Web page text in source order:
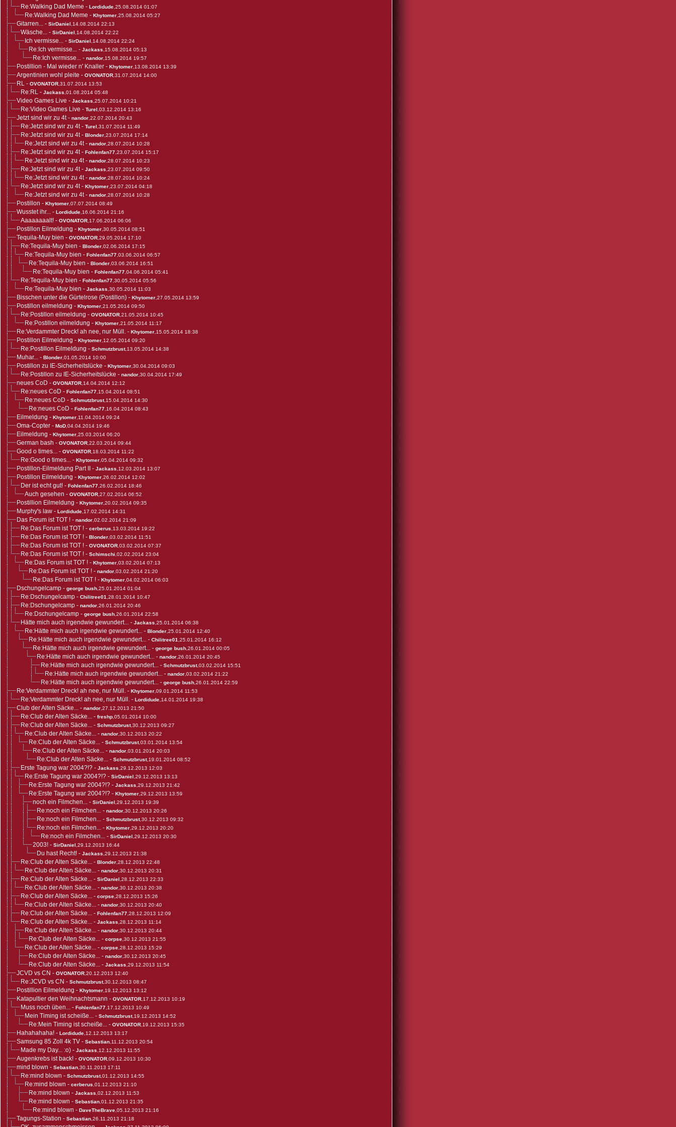
Re:Walking Dad Meme - Lordidude ,25.08.2014 01:07
Re:Walking Dad Meme - Khytomer ,25.08.2014 05:27
Gitarren... - SirDaniel ,14.08.2014 22:13
Wäsche... - SirDaniel ,14.08.2014 22:22
Ich vermisse... - SirDaniel ,14.08.2014 22:24
Re:Ich vermisse... - Jackass ,15.08.2014 05:13
Re:Ich vermisse... - nandor ,15.08.2014 19:57
Postillion - Mal wieder n' Knaller - Khytomer ,13.08.2014 13:39
Argentinien wohl pleite - OVONATOR ,31.07.2014 14:00
RL - OVONATOR ,31.07.2014 13:53
Re:RL - Jackass ,01.08.2014 05:48
Video Games Live - Jackass ,25.07.2014 10:21
Re:Video Games Live - Turel ,03.12.2014 13:16
Jetzt sind wir zu 4t- nandor ,22.07.2014 20:43
Re:Jetzt sind wir zu 4t- Turel ,31.07.2014 11:49
Re:Jetzt sind wir zu 4t- Blonder ,23.07.2014 17:14
Re:Jetzt sind wir zu 4t- nandor ,28.07.2014 10:28
Re:Jetzt sind wir zu 4t- Fohlenfan77 ,23.07.2014 15:17
Re:Jetzt sind wir zu 4t- nandor ,28.07.2014 10:23
Re:Jetzt sind wir zu 4t- Jackass ,23.07.2014 09:50
Re:Jetzt sind wir zu 4t- nandor ,28.07.2014 10:24
Re:Jetzt sind wir zu 4t- Khytomer ,23.07.2014 04:18
Re:Jetzt sind wir zu 4t- nandor ,28.07.2014 10:28
Postillon - Khytomer ,07.07.2014 08:49
Wusstet ihr... - Lordidude ,16.06.2014 21:16
Aaaaaaaalt! - OVONATOR ,17.06.2014 06:06
Postillon Eilmeldung - Khytomer ,30.05.2014 08:51
Tequila-Muy bien - OVONATOR ,29.05.2014 17:10
Re:Tequila-Muy bien - Blonder ,02.06.2014 17:15
Re:Tequila-Muy bien - Fohlenfan77 ,03.06.2014 06:57
Re:Tequila-Muy bien - Blonder ,03.06.2014 16:51
Re:Tequila-Muy bien - Fohlenfan77 ,04.06.2014 05:41
Re:Tequila-Muy bien - Fohlenfan77 ,30.05.2014 05:56
Re:Tequila-Muy bien - Jackass ,30.05.2014 11:03
Bisschen unter die Gürtelrose (Postillon) - Khytomer ,27.05.2014 13:59
Postillon eilmeldung - Khytomer ,21.05.2014 09:50
Re:Postillon eilmeldung - OVONATOR ,21.05.2014 10:45
Re:Postillon eilmeldung - Khytomer ,21.05.2014 11:17
Re:Verdammter Dreck! ah nee, nur Müll. - Khytomer ,15.05.2014 18:38
Postillon Eilmeldung - Khytomer ,12.05.2014 09:20
Re:Postillon Eilmeldung - Schmutzbrust,13.05.2014 14:38
Muhar... - Blonder ,01.05.2014 10:00
Postillon zu IE-Sicherheitslücke - Khytomer ,30.04.2014 09:03
Re:Postillon zu IE-Sicherheitslücke - nandor ,30.04.2014 17:49
neues CoD - OVONATOR ,14.04.2014 12:12
Re:neues CoD - Fohlenfan77 ,15.04.2014 08:51
Re:neues CoD - Schmutzbrust,15.04.2014 14:30
Re:neues CoD - Fohlenfan77 ,16.04.2014 08:43
Eilmeldung - Khytomer ,11.04.2014 09:24
Oma-Copter - MoD ,04.04.2014 19:46
Eilmeldung - Khytomer ,25.03.2014 06:20
German bash - OVONATOR ,22.03.2014 09:44
Good o times... - OVONATOR ,18.03.2014 11:22
Re:Good o times... - Khytomer ,05.04.2014 09:32
Postillon-Eilmeldung Part II - Jackass ,12.03.2014 13:07
Postillon Eilmeldung - Khytomer ,26.02.2014 12:02
Der ist echt gut! - Fohlenfan77 ,26.02.2014 18:46
Auch gesehen - OVONATOR ,27.02.2014 06:52
Postillion Eilmeldung - Khytomer ,20.02.2014 09:35
Murphy's law - Lordidude ,17.02.2014 14:31
Das Forum ist TOT ! - nandor ,02.02.2014 21:09
Re:Das Forum ist TOT ! - cerberus ,13.03.2014 19:22
Re:Das Forum ist TOT ! - Blonder ,03.02.2014 11:51
Re:Das Forum ist TOT ! - OVONATOR ,03.02.2014 07:37
Re:Das Forum ist TOT ! - Schimschi ,02.02.2014 23:04
Re:Das Forum ist TOT ! - Khytomer ,03.02.2014 07:13
Re:Das Forum ist TOT ! - nandor ,03.02.2014 21:20
Re:Das Forum ist TOT ! - Khytomer ,04.02.2014 06:03
Dschungelcamp - george bush ,25.01.2014 01:04
Re:Dschungelcamp - Chilitree01 ,28.01.2014 10:47
Re:Dschungelcamp - nandor ,26.01.2014 20:46
Re:Dschungelcamp - george bush ,26.01.2014 22:58
Hätte mich auch irgendwie gewundert... - Jackass ,25.01.2014 06:38
Re:Hätte mich auch irgendwie gewundert... - Blonder ,25.01.2014 12:40
Re:Hätte mich auch irgendwie gewundert... - Chilitree01 ,25.01.2014 16:12
Re:Hätte mich auch irgendwie gewundert... - george bush ,26.01.2014 00:05
Re:Hätte mich auch irgendwie gewundert... - nandor ,26.01.2014 20:45
Re:Hätte mich auch irgendwie gewundert... - Schmutzbrust,03.02.2014 15:51
Re:Hätte mich auch irgendwie gewundert... - nandor ,03.02.2014 21:22
Re:Hätte mich auch irgendwie gewundert... - george bush ,26.01.2014 22:59
Re:Verdammter Dreck! ah nee, nur Müll. - Khytomer ,09.01.2014 11:53
Re:Verdammter Dreck! ah nee, nur Müll. - Lordidude ,14.01.2014 19:38
Club der Alten Säcke... - nandor ,27.12.2013 21:50
Re:Club der Alten Säcke... - freshp ,05.01.2014 10:00
Re:Club der Alten Säcke... - Schmutzbrust,30.12.2013 09:27
Re:Club der Alten Säcke... - nandor ,30.12.2013 20:22
Re:Club der Alten Säcke... - Schmutzbrust,03.01.2014 13:54
Re:Club der Alten Säcke... - nandor ,03.01.2014 20:03
Re:Club der Alten Säcke... - Schmutzbrust,19.01.2014 08:52
Erste Tagung war 2004?!? - Jackass ,29.12.2013 12:03
Re:Erste Tagung war 2004?!? - SirDaniel ,29.12.2013 13:13
Re:Erste Tagung war 2004?!? - Jackass ,29.12.2013 21:42
Re:Erste Tagung war 2004?!? - Khytomer ,29.12.2013 13:59
noch ein Filmchen... - SirDaniel ,29.12.2013 19:39
Re:noch ein Filmchen... - nandor ,30.12.2013 20:26
Re:noch ein Filmchen... - Schmutzbrust,30.12.2013 09:32
Re:noch ein Filmchen... - Khytomer ,29.12.2013 20:20
Re:noch ein Filmchen... - SirDaniel ,29.12.2013 20:30
2003! - SirDaniel ,29.12.2013 16:44
Du hast Recht! - Jackass ,29.12.2013 21:38
Re:Club der Alten Säcke... - Blonder ,28.12.2013 22:48
Re:Club der Alten Säcke... - nandor ,30.12.2013 20:31
Re:Club der Alten Säcke... - SirDaniel ,28.12.2013 22:33
Re:Club der Alten Säcke... - nandor ,30.12.2013 20:38
Re:Club der Alten Säcke... - corpse ,28.12.2013 15:26
Re:Club der Alten Säcke... - nandor ,30.12.2013 20:40
Re:Club der Alten Säcke... - Fohlenfan77 ,28.12.2013 12:09
Re:Club der Alten Säcke... - Jackass ,28.12.2013 11:14
Re:Club der Alten Säcke... - nandor ,30.12.2013 20:44
Re:Club der Alten Säcke... - corpse ,30.12.2013 21:55
Re:Club der Alten Säcke... - corpse ,28.12.2013 15:29
Re:Club der Alten Säcke... - nandor ,30.12.2013 20:45
Re:Club der Alten Säcke... - Jackass ,29.12.2013 11:54
JCVD vs CN - OVONATOR ,20.12.2013 12:40
Re:JCVD vs CN - Schmutzbrust,30.12.2013 08:47
Postillion Eilmeldung - Khytomer ,19.12.2013 13:12
Katapultier den Weihnachtsmann - OVONATOR ,17.12.2013 10:19
Muss noch üben... - Fohlenfan77 ,17.12.2013 10:49
Mein Timing ist scheiße... - Schmutzbrust,19.12.2013 14:52
Re:Mein Timing ist scheiße... - OVONATOR ,19.12.2013 15:35
Hahahahaha! - Lordidude ,12.12.2013 13:17
Samsung 85 Zoll 4k TV - Sebastian ,11.12.2013 20:54
Made my Day... :o) - Jackass ,12.12.2013 11:55
Augenkrebs ist back! - OVONATOR ,09.12.2013 10:30
mind blown - Sebastian ,30.11.2013 17:11
Re:mind blown - Schmutzbrust,01.12.2013 14:55
Re:mind blown - cerberus ,01.12.2013 21:10
Re:mind blown - Jackass ,02.12.2013 11:53
Re:mind blown - Sebastian ,01.12.2013 21:35
Re:mind blown - DaveTheBrave ,05.12.2013 21:16
Tagungs-Station - Sebastian ,26.11.2013 21:18